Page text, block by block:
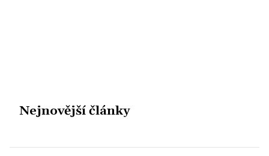
Nejnovější články